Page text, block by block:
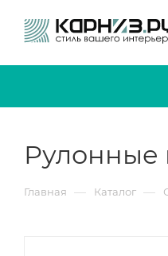
Рулонные
Главная — Каталог —